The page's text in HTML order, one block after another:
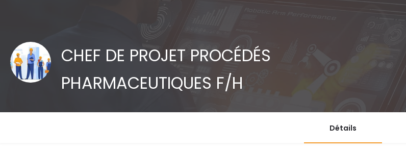
CHEF DE PROJET PROCÉDÉS
PHARMACEUTIQUES F/H
Détails